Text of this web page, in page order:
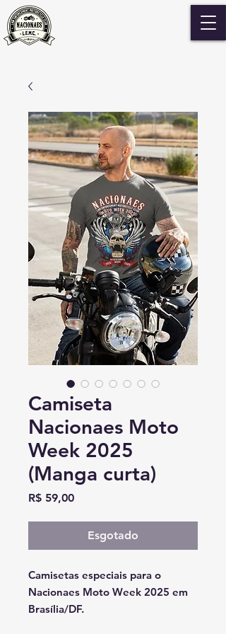
Camiseta
Nacionaes Moto
Week 2025
(Manga curta)
R$ 59,00Preço
Esgotado
Camisetas especiais para o
Nacionaes Moto Week 2025 em
Brasília/DF.